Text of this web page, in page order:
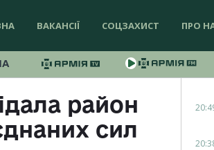
ВАКАНСІЇ СОЦЗАХИСТ ПРО
район
сил